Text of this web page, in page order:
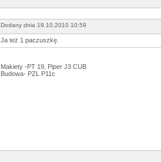
Dodany dnia 19.10.2010 10:59
Ja też 1 paczuszkę.
Makiety -PT 19, Piper J3 CUB
Budowa- PZL P11c